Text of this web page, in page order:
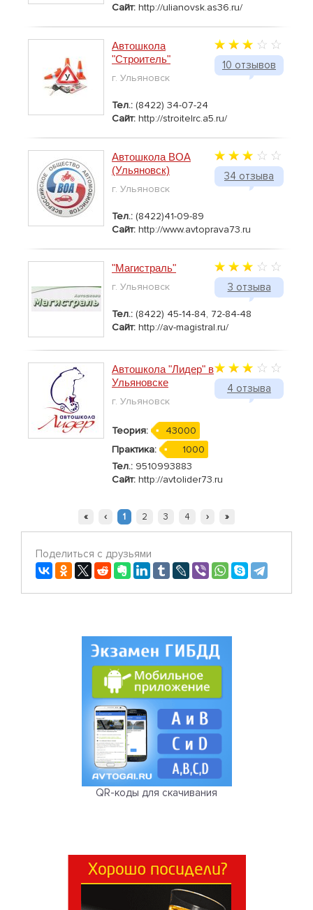
Сайт: http://ulianovsk.as36.ru/
10 отзывов
Автошкола
"Строитель"
г. Ульяновск
Тел.: (8422) 34-07-24
Сайт: http://stroitelrc.a5.ru/
34 отзыва
Автошкола ВОА
(Ульяновск)
г. Ульяновск
Тел.: (8422)41-09-89
Сайт: http://www.avtoprava73.ru
3 отзыва
"Магистраль"
г. Ульяновск
Тел.: (8422) 45-14-84, 72-84-48
Сайт: http://av-magistral.ru/
4 отзыва
Автошкола "Лидер" в
Ульяновске
г. Ульяновск
Теория:
43000
Практика:
1000
Тел.: 9510993883
Сайт: http://avtolider73.ru
« ‹ 1 2 3 4 › »
Поделиться с друзьями
QR-коды для скачивания